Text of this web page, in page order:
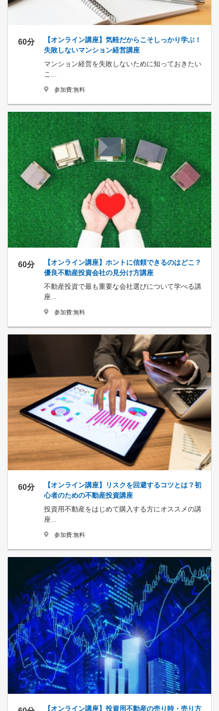
60分
【オンライン講座】気軽だからこそしっかり学ぶ！
失敗しないマンション経営講座
マンション経営を失敗しないために知っておきたい
こ...
参加費:無料
60分
【オンライン講座】ホントに信頼できるのはどこ？
優良不動産投資会社の見分け方講座
不動産投資で最も重要な会社選びについて学べる講
座...
参加費:無料
60分
【オンライン講座】リスクを回避するコツとは？初
心者のための不動産投資講座
投資用不動産をはじめて購入する方にオススメの講
座...
参加費:無料
【オンライン講座】投資用不動産の売り時・売り方